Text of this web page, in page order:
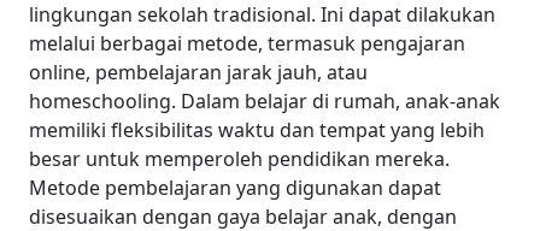
lingkungan sekolah tradisional. Ini dapat dilakukan
melalui berbagai metode, termasuk pengajaran
online, pembelajaran jarak jauh, atau
homeschooling. Dalam belajar di rumah, anak-anak
memiliki fleksibilitas waktu dan tempat yang lebih
besar untuk memperoleh pendidikan mereka.
Metode pembelajaran yang digunakan dapat
disesuaikan dengan gaya belajar anak, dengan